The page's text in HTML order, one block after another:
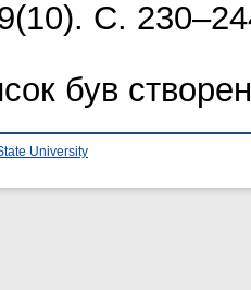
С.
був
University